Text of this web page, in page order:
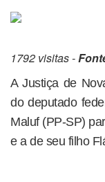
1792 visitas -
A Justiça de
do deputado
Maluf (PP-SP)
e a de seu filho